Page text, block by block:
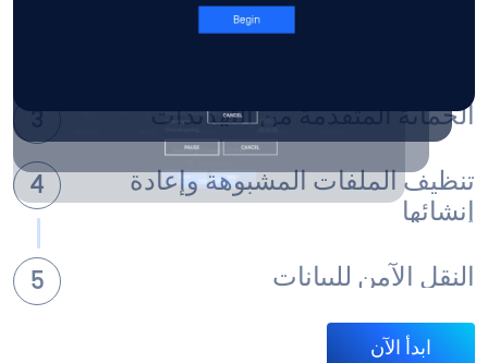
الحماية المتقدمة من التهديدات
تنظيف الملفات المشبوهة وإعادة
إنشائها
النقل الآمن للبيانات
ابدأ الآن